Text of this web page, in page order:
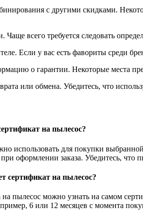
с другими скидками.
Чаще всего требуется следовать
Если у вас есть фавориты среди
о гарантии. Некоторые места
или обмена. Убедитесь, что
на пылесос?
использовать для покупки
оформлении заказа. Убедитесь,
сертификат на пылесос?
на пылесос можно узнать на самом
6 или 12 месяцев с момента